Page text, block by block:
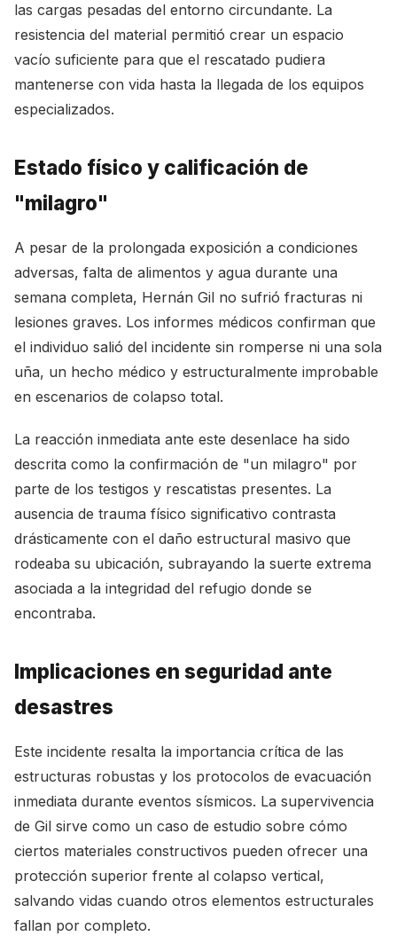
las cargas pesadas del entorno circundante. La
resistencia del material permitió crear un espacio
vacío suficiente para que el rescatado pudiera
mantenerse con vida hasta la llegada de los equipos
especializados.
Estado físico y calificación de
"milagro"
A pesar de la prolongada exposición a condiciones
adversas, falta de alimentos y agua durante una
semana completa, Hernán Gil no sufrió fracturas ni
lesiones graves. Los informes médicos confirman que
el individuo salió del incidente sin romperse ni una sola
uña, un hecho médico y estructuralmente improbable
en escenarios de colapso total.
La reacción inmediata ante este desenlace ha sido
descrita como la confirmación de "un milagro" por
parte de los testigos y rescatistas presentes. La
ausencia de trauma físico significativo contrasta
drásticamente con el daño estructural masivo que
rodeaba su ubicación, subrayando la suerte extrema
asociada a la integridad del refugio donde se
encontraba.
Implicaciones en seguridad ante
desastres
Este incidente resalta la importancia crítica de las
estructuras robustas y los protocolos de evacuación
inmediata durante eventos sísmicos. La supervivencia
de Gil sirve como un caso de estudio sobre cómo
ciertos materiales constructivos pueden ofrecer una
protección superior frente al colapso vertical,
salvando vidas cuando otros elementos estructurales
fallan por completo.